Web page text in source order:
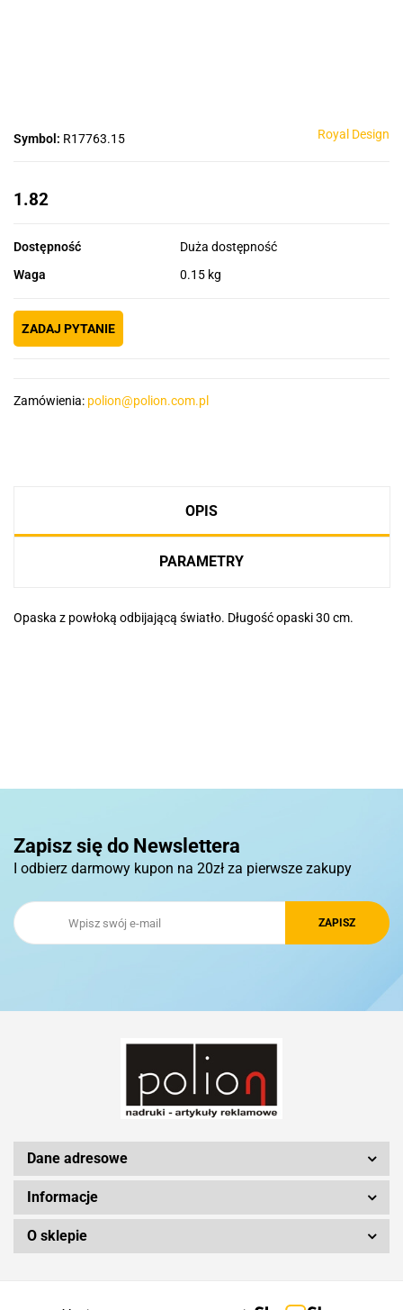
Symbol: R17763.15 Royal Design
1.82
Dostępność
Duża dostępność
Waga
0.15 kg
ZADAJ PYTANIE
Zamówienia: polion@polion.com.pl
OPIS
PARAMETRY
Opaska z powłoką odbijającą światło. Długość opaski 30 cm.
Royal Design
Silicon Power
Zapisz się do Newslettera
I odbierz darmowy kupon na 20zł za pierwsze zakupy
Dane adresowe
Informacje
O sklepie